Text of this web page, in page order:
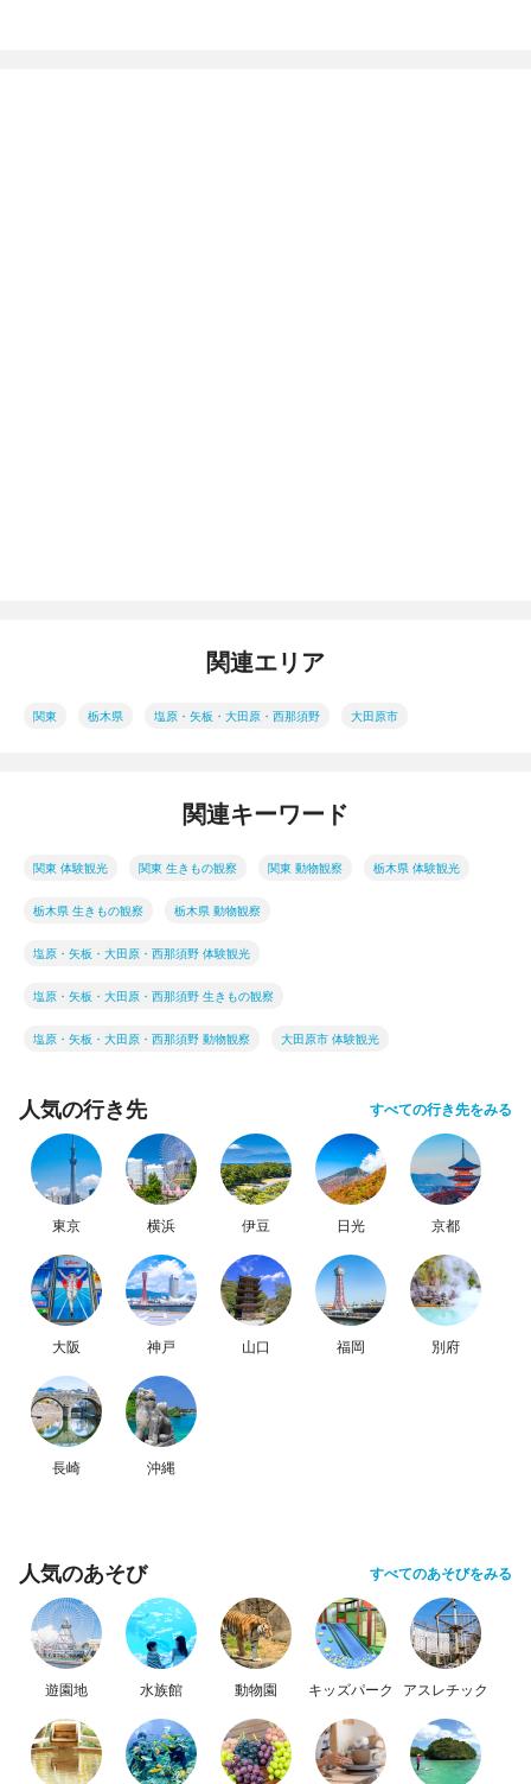
関連エリア
関東 栃木県 塩原・矢板・大田原・西那須野 大田原市
関連キーワード
関東 体験観光 関東 生きもの観察 関東 動物観察 栃木県 体験観光
栃木県 生きもの観察 栃木県 動物観察
塩原・矢板・大田原・西那須野 体験観光
塩原・矢板・大田原・西那須野 生きもの観察
塩原・矢板・大田原・西那須野 動物観察 大田原市 体験観光
人気の行き先 すべての行き先をみる
東京 横浜 伊豆 日光 京都
大阪 神戸 山口 福岡 別府
長崎 沖縄
人気のあそび すべてのあそびをみる
遊園地 水族館 動物園 キッズパーク アスレチック